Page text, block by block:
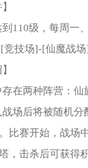
110级，每周一
竞技场]-[仙魔战
在两种阵营：仙
场后将被随机分
比赛开始，战场
，击杀后可获得